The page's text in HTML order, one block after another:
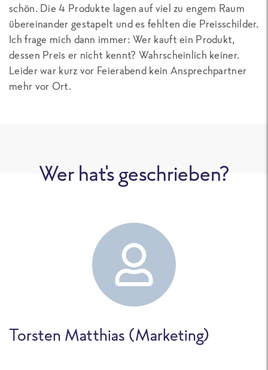
schön. Die 4 Produkte lagen auf viel zu engem Raum
übereinander gestapelt und es fehlten die Preisschilder.
Ich frage mich dann immer: Wer kauft ein Produkt,
dessen Preis er nicht kennt? Wahrscheinlich keiner.
Leider war kurz vor Feierabend kein Ansprechpartner
mehr vor Ort.
Wer hat's geschrieben?
Torsten Matthias (Marketing)